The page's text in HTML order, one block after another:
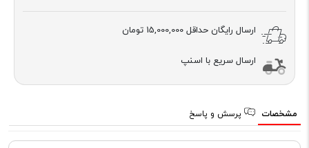
ارسال رایگان حداقل 15,000,000 تومان
ارسال سریع با اسنپ
مشخصات پرسش و پاسخ